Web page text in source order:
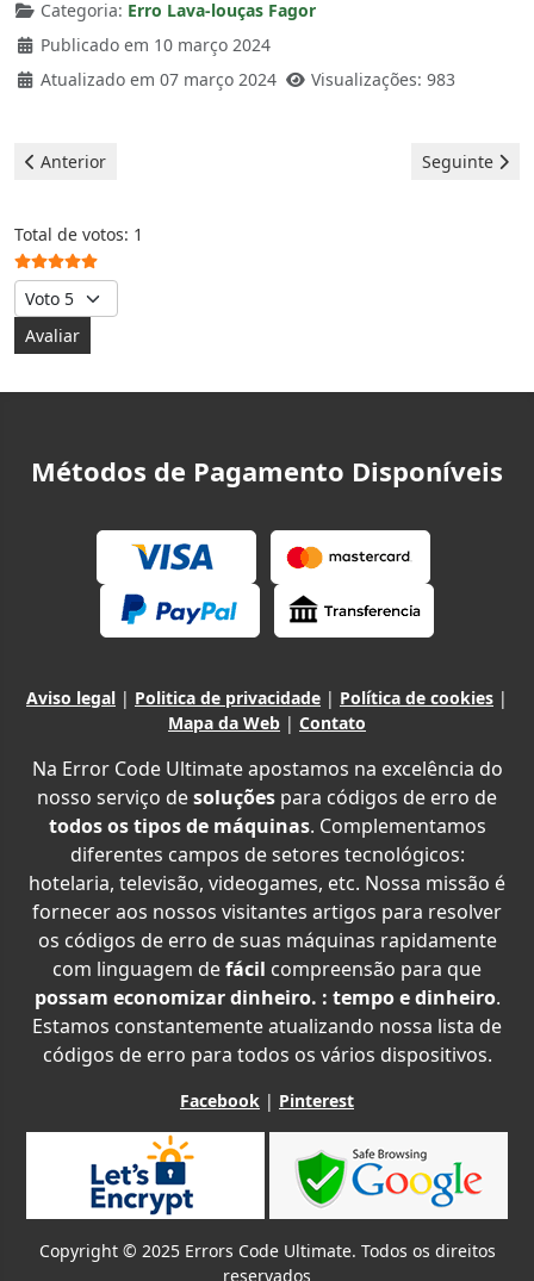
Categoria: Erro Lava-louças Fagor
Publicado em 10 março 2024
Atualizado em 07 março 2024
Visualizações: 983
Artigo anterior: Fagor Lava-louças - erro F2
Anterior Artigo
Seguinte
Votos do utilizador:
Total de votos: 1
Avalie, por favor
Métodos de Pagamento Disponíveis
Aviso legal | Politica de privacidade | Política de cookies |
Mapa da Web | Contato
Na Error Code Ultimate apostamos na excelência do
nosso serviço desoluções para códigos de erro de
todos os tipos de máquinas. Complementamos
diferentes campos de setores tecnológicos:
hotelaria, televisão, videogames, etc. Nossa missão é
fornecer aos nossos visitantes artigos para resolver
os códigos de erro de suas máquinas rapidamente
com linguagem defácil compreensão para que
possam economizar dinheiro. : tempo e dinheiro.
Estamos constantemente atualizando nossa lista de
códigos de erro para todos os vários dispositivos.
Facebook | Pinterest
Copyright © 2025 Errors Code Ultimate. Todos os direitos
reservados